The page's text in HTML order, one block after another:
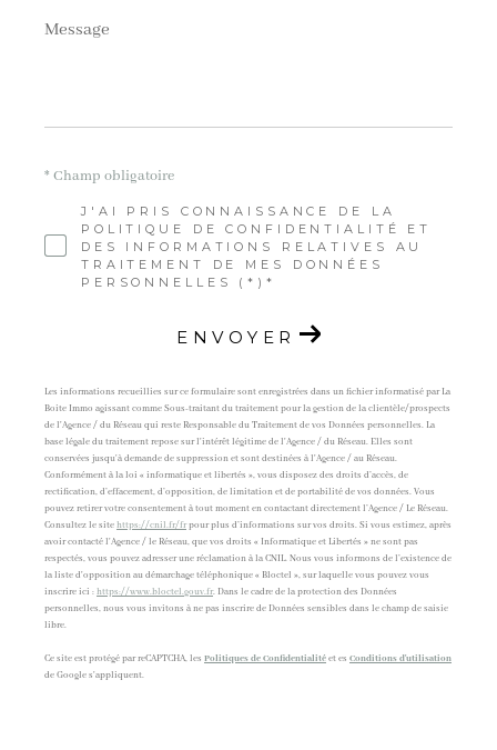
Message
*
J'AI PRIS CONNAISSANCE DE LA
POLITIQUE DE CONFIDENTIALITÉ ET
DES INFORMATIONS RELATIVES AU
TRAITEMENT DE MES DONNÉES
PERSONNELLES (*)*
* Champ obligatoire
ENVOYER
Les informations recueillies sur ce formulaire sont enregistrées dans un fichier informatisé par La
Boite Immo agissant comme Sous-traitant du traitement pour la gestion de la clientèle/prospects
de l'Agence / du Réseau qui reste Responsable du Traitement de vos Données personnelles. La
base légale du traitement repose sur l'intérêt légitime de l'Agence / du Réseau. Elles sont
conservées jusqu'à demande de suppression et sont destinées à l'Agence / au Réseau.
Conformément à la loi « informatique et libertés », vous disposez des droits d’accès, de
rectification, d’effacement, d’opposition, de limitation et de portabilité de vos données. Vous
pouvez retirer votre consentement à tout moment en contactant directement l’Agence / Le Réseau.
Consultez le sitehttps://cnil.fr/frpour plus d’informations sur vos droits. Si vous estimez, après
avoir contacté l'Agence / le Réseau, que vos droits « Informatique et Libertés » ne sont pas
respectés, vous pouvez adresser une réclamation à la CNIL. Nous vous informons de l’existence de
la liste d'opposition au démarchage téléphonique « Bloctel », sur laquelle vous pouvez vous
inscrire ici :https://www.bloctel.gouv.fr. Dans le cadre de la protection des Données
personnelles, nous vous invitons à ne pas inscrire de Données sensibles dans le champ de saisie
libre.
Ce site est protégé par reCAPTCHA, les Politiques de Confidentialitéet es Conditions d'utilisation
de Google s'appliquent.